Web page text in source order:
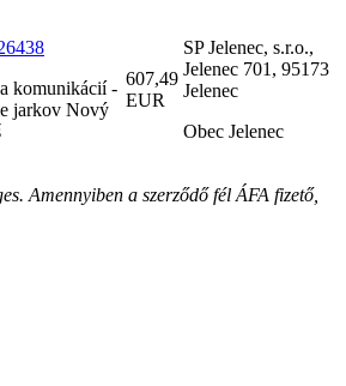
komunikácií -
jarkov Nový
607,49
EUR
SP Jelenec, s.r.o.,
Jelenec 701, 95173
Jelenec
Obec Jelenec
Amennyiben a szerződő fél ÁFA fizető,